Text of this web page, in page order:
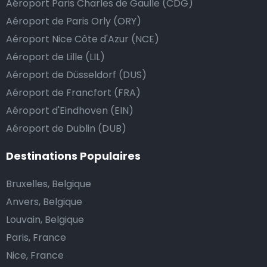
dépasse vos attentes, vous avez bien sûr la possibilité
de donner un pourboire.
La manière la plus simple pour ce faire est d’arrondir
le prix de la course au montant supérieur, ou de dire
au chauffeur de ne pas rendre la monnaie après lui
avoir donné un billet plus élevé que le prix de la
course.
Combien coûte une navette d’aéroport à Leeds?
L’un des plus gros avantages des transports
d’aéroport proposés par Airport Taxis est un tarif fixe
pour votre navette.
Contrairement aux taxis traditionnels, nous n’ajoutons
pas de frais supplémentaires au prix d’une course en
Aéroport Paris Charles de Gaulle (CDG)
Aéroport de Paris Orly (ORY)
Aéroport Nice Côte d'Azur (NCE)
Aéroport de Lille (LIL)
Aéroport de Düsseldorf (DUS)
Aéroport de Francfort (FRA)
Aéroport d'Eindhoven (EIN)
Aéroport de Dublin (DUB)
Destinations Populaires
Bruxelles, Belgique
Anvers, Belgique
Louvain, Belgique
Paris, France
Nice, France